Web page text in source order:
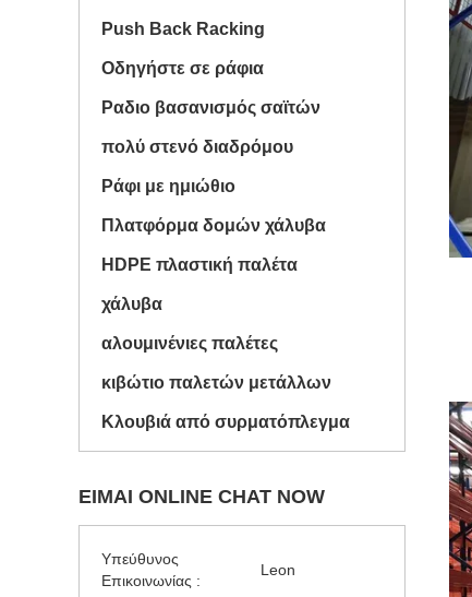
Push Back Racking
Οδηγήστε σε ράφια
Ραδιο βασανισμός σαϊτών
πολύ στενό διαδρόμου
Ράφι με ημιώθιο
Πλατφόρμα δομών χάλυβα
HDPE πλαστική παλέτα
χάλυβα
αλουμινένιες παλέτες
κιβώτιο παλετών μετάλλων
Κλουβιά από συρματόπλεγμα
ΕΊΜΑΙ ONLINE CHAT NOW
Υπεύθυνος
Επικοινωνίας :
Leon